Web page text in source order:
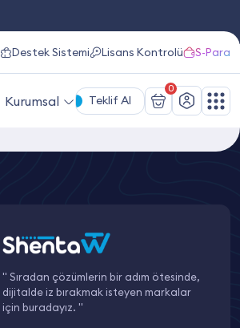
Destek Sistemi Lisans Kontrolü S-Para
Kurumsal Teklif Al
0
" Sıradan çözümlerin bir adım ötesinde,
dijitalde iz bırakmak isteyen markalar
için buradayız. "